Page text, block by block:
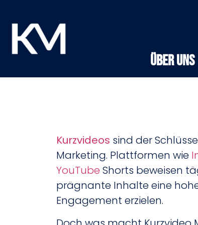
Über Uns
Kurzvideos sind der
Marketing. Plattformen wie
YouTube Shorts beweisen
prägnante Inhalte eine
Engagement erzielen.